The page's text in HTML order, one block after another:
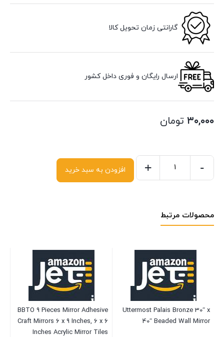
گارانتی زمان تحویل کالا
ارسال رایگان و فوری داخل کشور
۳۰,۰۰۰ تومان
-
+ افزودن به سبد خرید
محصولات مرتبط
Uttermost Palais Bronze 30″ x
40″ Beaded Wall Mirror
BBTO 9 Pieces Mirror Adhesive
Craft Mirrors 6 x 9 Inches, 6 x 6
Inches Acrylic Mirror Tiles